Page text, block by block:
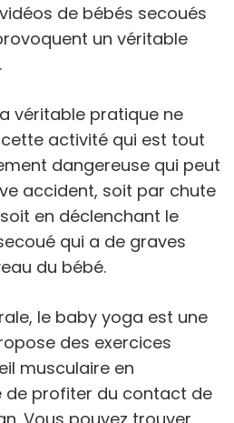
de bébés secoués
un véritable
véritable pratique ne
activité qui est tout
dangereuse qui peut
accident, soit par chute
en déclenchant le
qui a de graves
du bébé.
le baby yoga est une
des exercices
musculaire en
profiter du contact de